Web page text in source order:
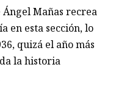
Ángel Mañas recrea
en esta sección, lo
quizá el año más
la historia